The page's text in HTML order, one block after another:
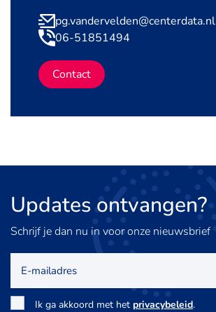
pg.vandervelden@centerdata.nl
06-51851494
Contact
Updates ontvangen?
Schrijf je dan nu in voor onze nieuwsbrief
mailadres
Toestemming
Ik ga akkoord met het privacybeleid.